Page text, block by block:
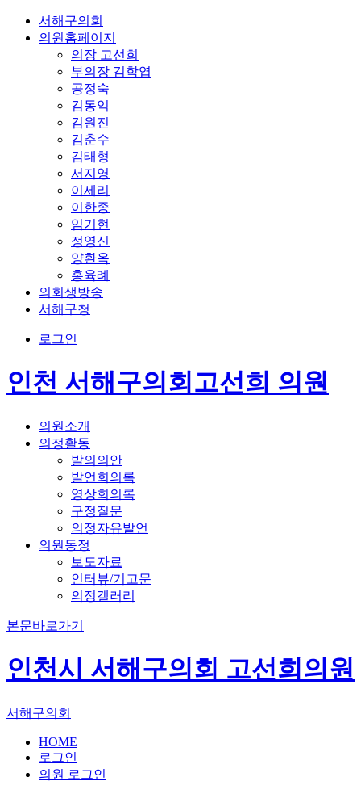
서해구의회
의원홈페이지
의장 고선희
부의장 김학엽
공정숙
김동익
김원진
김춘수
김태형
서지영
이세리
이한종
임기현
정영신
양환옥
홍육례
의회생방송
서해구청
로그인
인천 서해구의회고선희 의원
의원소개
의정활동
발의의안
발언회의록
영상회의록
구정질문
의정자유발언
의원동정
보도자료
인터뷰/기고문
의정갤러리
본문바로가기
인천시 서해구의회 고선희의원
서해구의회
HOME
로그인
의원 로그인